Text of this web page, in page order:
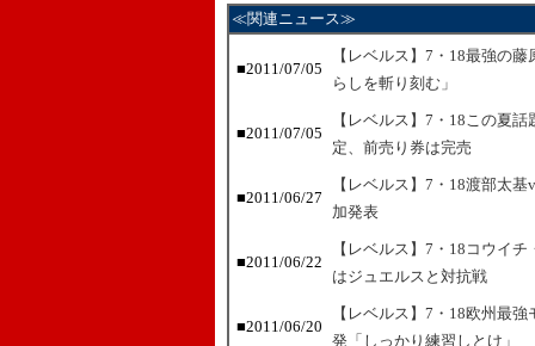
≪関連ニュース≫
■2011/07/05
【レベルス】7・18最強の
らしを斬り刻む」
■2011/07/05
【レベルス】7・18この夏
定、前売り券は完売
■2011/06/27
【レベルス】7・18渡部太
加発表
■2011/06/22
【レベルス】7・18コウイ
はジュエルスと対抗戦
■2011/06/20
【レベルス】7・18欧州最
発「しっかり練習しとけ」